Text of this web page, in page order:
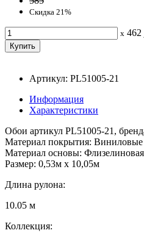
Скидка 21%
x 462
Артикул: PL51005-21
Информация
Характеристики
Обои артикул PL51005-21,
Материал покрытия: Виниловые
Материал основы: Флизелиновая
Размер: 0,53м x 10,05м
Длина рулона:
10.05 м
Коллекция: